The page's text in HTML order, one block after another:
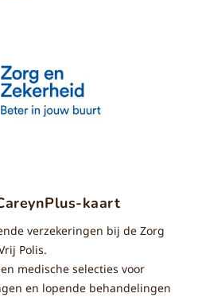
kaart
verzekeringen bij de Zorg
Polis.
medische selecties voor
en lopende behandelingen